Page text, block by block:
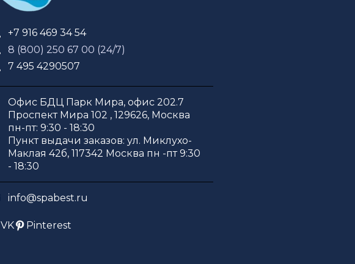
+7 916 469 34 54
8 (800) 250 67 00 (24/7)
7 495 4290507
Офис БДЦ Парк Мира, офис 202.7
Проспект Мира 102 , 129626, Москва
пн-пт: 9:30 - 18:30
Пункт выдачи заказов: ул. Миклухо-
Маклая 42б, 117342 Москва пн -пт 9:30
- 18:30
info@spabest.ru
VK Pinterest